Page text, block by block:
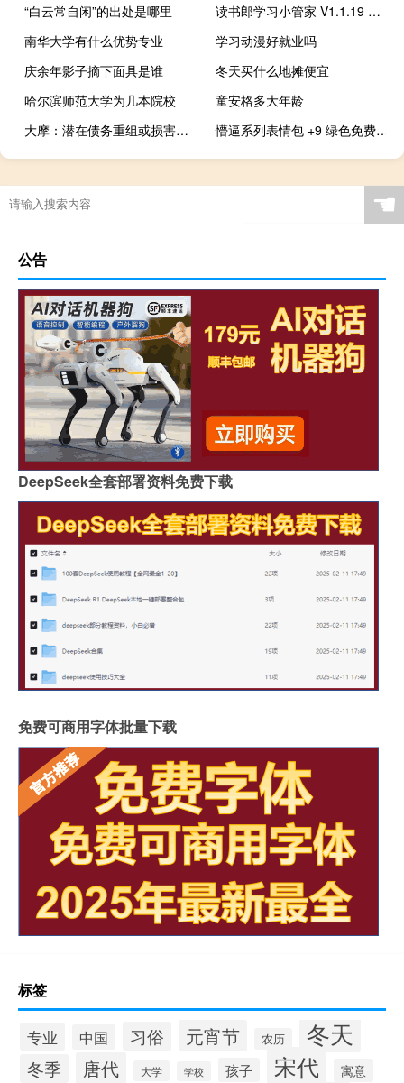
“白云常自闲”的出处是哪里
读书郎学习小管家 V1.1.19 绿色版（读书郎学习小管家 V1.1.19 绿色版功能简介）
南华大学有什么优势专业
学习动漫好就业吗
庆余年影子摘下面具是谁
冬天买什么地摊便宜
哈尔滨师范大学为几本院校
童安格多大年龄
大摩：潜在债务重组或损害碧桂园物业销售和品牌
懵逼系列表情包 +9 绿色免费版（懵逼系列表情包 +9 绿色免费版功能简介）
☚
公告
DeepSeek全套部署资料免费下载
免费可商用字体批量下载
标签
专业 中国 习俗 元宵节 农历 冬天
冬季 唐代 大学 学校 孩子 宋代 寓意